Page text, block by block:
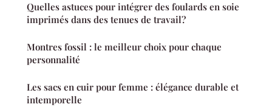
Quelles astuces pour intégrer des foulards en soie
imprimés dans des tenues de travail?
Montres fossil : le meilleur choix pour chaque
personnalité
Les sacs en cuir pour femme : élégance durable et
intemporelle